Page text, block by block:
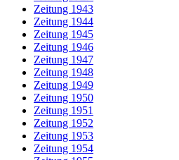
Zeitung 1943
Zeitung 1944
Zeitung 1945
Zeitung 1946
Zeitung 1947
Zeitung 1948
Zeitung 1949
Zeitung 1950
Zeitung 1951
Zeitung 1952
Zeitung 1953
Zeitung 1954